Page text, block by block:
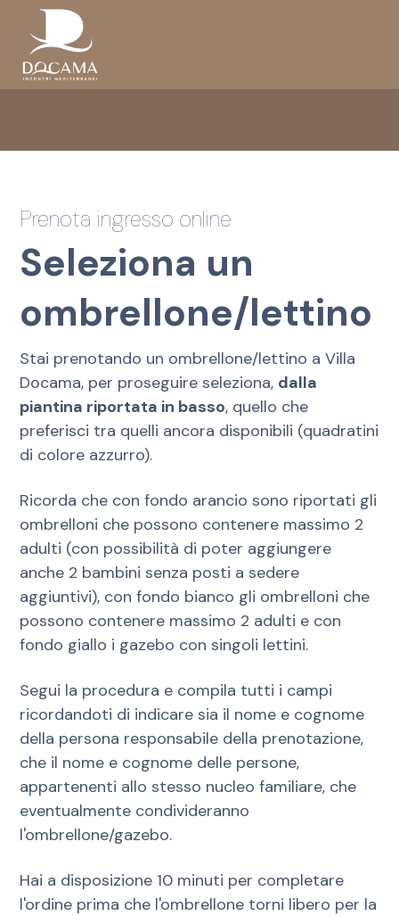
Prenota ingresso online
Seleziona un
ombrellone/lettino
Stai prenotando un ombrellone/lettino a Villa
Docama, per proseguire seleziona, dalla
piantina riportata in basso, quello che
preferisci tra quelli ancora disponibili (quadratini
di colore azzurro).
Ricorda che con fondo arancio sono riportati gli
ombrelloni che possono contenere massimo 2
adulti (con possibilità di poter aggiungere
anche 2 bambini senza posti a sedere
aggiuntivi), con fondo bianco gli ombrelloni che
possono contenere massimo 2 adulti e con
fondo giallo i gazebo con singoli lettini.
Segui la procedura e compila tutti i campi
ricordandoti di indicare sia il nome e cognome
della persona responsabile della prenotazione,
che il nome e cognome delle persone,
appartenenti allo stesso nucleo familiare, che
eventualmente condivideranno
l'ombrellone/gazebo.
Hai a disposizione 10 minuti per completare
l'ordine prima che l'ombrellone torni libero per la